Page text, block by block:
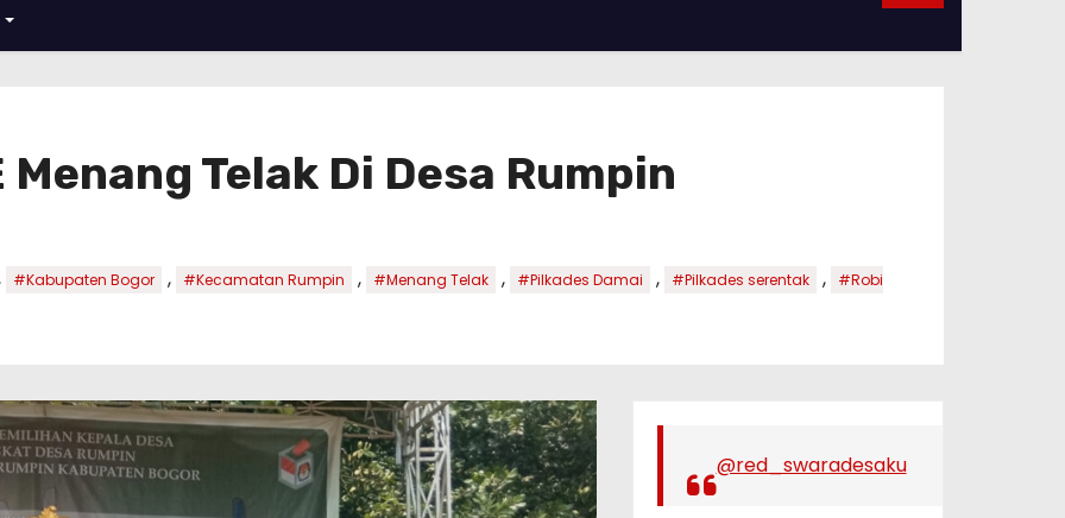
Telak Di Desa Rumpin
#Kabupaten Bogor , #Kecamatan Rumpin , #Menang Telak , #Pilkades Damai , #Pilkades serentak ,
#Robi
@red_swaradesaku